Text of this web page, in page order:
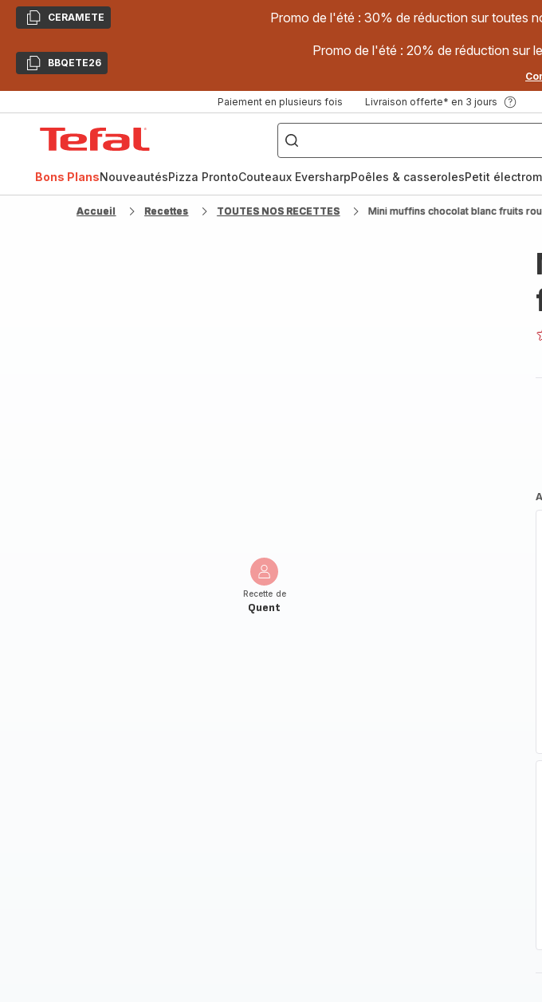
CopierCERAMETE Promo de l'été : 30% de réduction sur toutes
CopierBBQETE26
Promo de l'été : 20% de réduction sur
Paiement en plusieurs fois Livraison offerte* en 3 jours
["Poêles
inox,
Cake
Factory,
Bons PlansNouveautésPizza ProntoCouteaux EversharpPoêles & casserolesPetit
Accueil Recettes TOUTES NOS RECETTES Mini muffins chocolat blanc fruits
Recette de
Quent